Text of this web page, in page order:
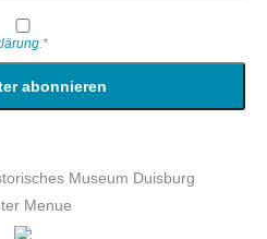
.*
Museum Duisburg
Menue